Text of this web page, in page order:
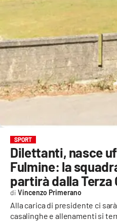
ECONOMIA E LAVORO
EVENTI
SPORT
LAC NETWORK
LAC ONAIR
LaC
Network
SPORT
Dilettanti, nasce
Fulmine: la
partirà dalla Terza
Alla carica di presidente ci
casalinghe e allenamenti si
Vincenzo Primerano